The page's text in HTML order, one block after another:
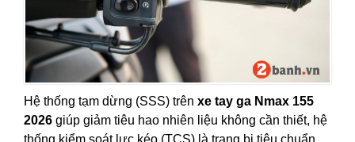
Hệ thống tạm dừng (SSS) trên xe tay ga Nmax 155
2026 giúp giảm tiêu hao nhiên liệu không cần thiết, hệ